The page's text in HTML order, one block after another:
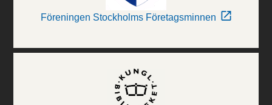
Föreningen Stockholms Företagsminnen